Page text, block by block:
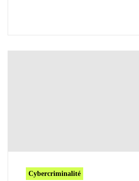
Cybercriminalité